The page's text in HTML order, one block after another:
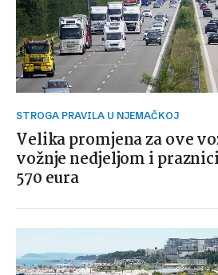
STROGA PRAVILA U NJEMAČKOJ
Velika promjena za ove
vožnje nedjeljom i
570 eura